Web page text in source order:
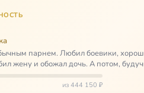
парнем. Любил боевики,
жену и обожал дочь. А потом,
из 444 150 ₽